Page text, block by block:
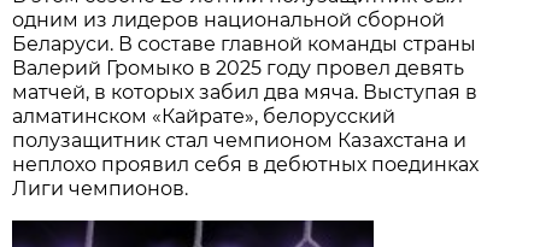
одним из лидеров национальной сборной
Беларуси. В составе главной команды страны
Валерий Громыко в 2025 году провел девять
матчей, в которых забил два мяча. Выступая в
алматинском «Кайрате», белорусский
полузащитник стал чемпионом Казахстана и
неплохо проявил себя в дебютных поединках
Лиги чемпионов.